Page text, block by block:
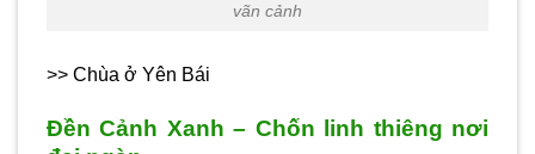
vãn cảnh
>> Chùa ở Yên Bái
Đền Cảnh Xanh – Chốn linh thiêng nơi